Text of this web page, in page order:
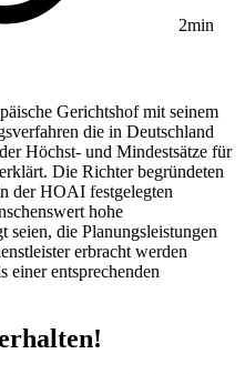
2min
Gerichtshof mit seinem
die in Deutschland
Höchst- und Mindestsätze für
Die Richter begründeten
der HOAI festgelegten
hohe
seien, die Planungsleistungen
erbracht werden
einer entsprechenden